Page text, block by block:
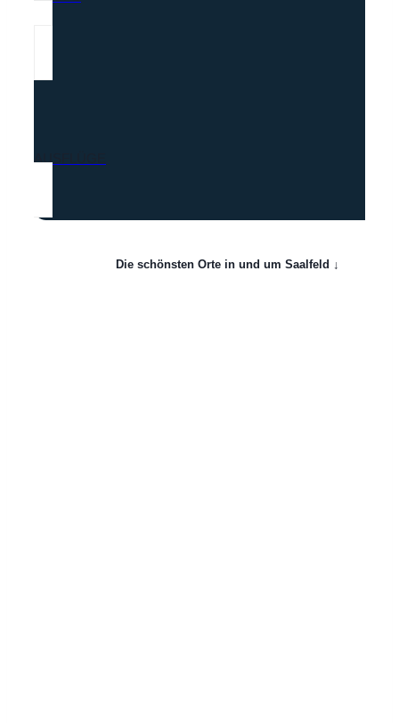
Die schönsten Orte in und um Saalfeld ↓